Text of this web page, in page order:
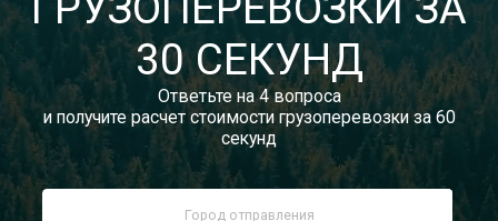
8 (800) 533-86-05
Звонок по России бесплатный
autotransport24@yandex.ru
Заказать звонок
Статьи
Новости
Документы
Контакты
30 СЕКУНД
Ответьте на 4 вопроса
и получите расчет стоимости грузоперевозки за 60
секунд